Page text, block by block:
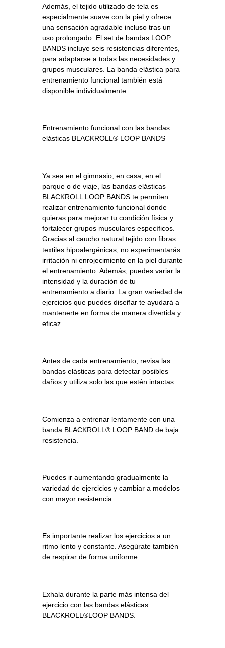
Además, el tejido utilizado de tela es
especialmente suave con la piel y ofrece
una sensación agradable incluso tras un
uso prolongado. El set de bandas LOOP
BANDS incluye seis resistencias diferentes,
para adaptarse a todas las necesidades y
grupos musculares. La banda elástica para
entrenamiento funcional también está
disponible individualmente.
Entrenamiento funcional con las bandas
elásticas BLACKROLL® LOOP BANDS
Ya sea en el gimnasio, en casa, en el
parque o de viaje, las bandas elásticas
BLACKROLL LOOP BANDS te permiten
realizar entrenamiento funcional donde
quieras para mejorar tu condición física y
fortalecer grupos musculares específicos.
Gracias al caucho natural tejido con fibras
textiles hipoalergénicas, no experimentarás
irritación ni enrojecimiento en la piel durante
el entrenamiento. Además, puedes variar la
intensidad y la duración de tu
entrenamiento a diario. La gran variedad de
ejercicios que puedes diseñar te ayudará a
mantenerte en forma de manera divertida y
eficaz.
Antes de cada entrenamiento, revisa las
bandas elásticas para detectar posibles
daños y utiliza solo las que estén intactas.
Comienza a entrenar lentamente con una
banda BLACKROLL® LOOP BAND de baja
resistencia.
Puedes ir aumentando gradualmente la
variedad de ejercicios y cambiar a modelos
con mayor resistencia.
Es importante realizar los ejercicios a un
ritmo lento y constante. Asegúrate también
de respirar de forma uniforme.
Exhala durante la parte más intensa del
ejercicio con las bandas elásticas
BLACKROLL®LOOP BANDS.